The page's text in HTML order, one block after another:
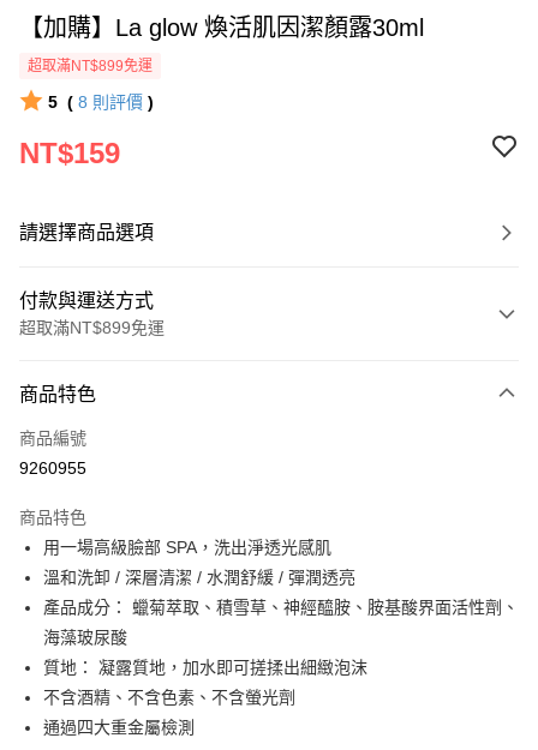
【加購】La glow 煥活肌因潔顏露30ml
超取滿NT$899免運
5 ( 8 則評價 )
NT$159
請選擇商品選項
付款與運送方式
超取滿NT$899免運
信用卡一次付款
信用卡分期付款
合作金庫商業銀行
華南商業銀行
彰化商業銀行
上海商業儲蓄銀行
台北富邦商業銀行
國泰世華商業銀行
兆豐國際商業銀行
臺灣中小企業銀行
匯豐（台灣）商業銀行
華泰商業銀行
聯邦商業銀行
遠東國際商業銀行
元大商業銀行
永豐商業銀行
玉山商業銀行
6 期 0 利率 每期
華南商業銀行
彰化商業銀行
上海商業儲蓄銀行
台北富邦商業銀行
國泰世華商業銀行
臺灣中小企業銀行
台中商業銀行
匯豐（台灣）商業銀行
華泰商業銀行
聯邦商業銀行
元大商業銀行
超商取貨付款
LINE Pay
街口支付
ATM付款
商品特色
商品編號
9260955
商品特色
用一場高級臉部 SPA，洗出淨透光感肌
溫和洗卸 / 深層清潔 / 水潤舒緩 / 彈潤透亮
產品成分： 蠟菊萃取、積雪草、神經醯胺、胺基酸界面活性劑、
海藻玻尿酸
質地： 凝露質地，加水即可搓揉出細緻泡沫
不含酒精、不含色素、不含螢光劑
通過四大重金屬檢測